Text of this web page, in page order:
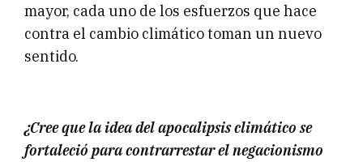
mayor, cada uno de los esfuerzos que hace
contra el cambio climático toman un nuevo
sentido.
¿Cree que la idea del apocalipsis climático se
fortaleció para contrarrestar el negacionismo